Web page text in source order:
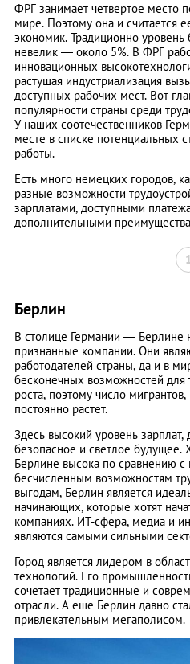
ФРГ занимает четвертое место
мире. Поэтому она и считается
экономик. Традиционно
невелик — около 5%. В ФРГ
инновационных
растущая индустриализация
доступных рабочих мест. Вот
популярности страны среди
У наших соотечественников
месте в списке потенциальных
работы.
Есть много немецких городов,
разные возможности
зарплатами, доступными
дополнительными
Берлин
В столице Германии — Берлине
признанные компании. Они
работодателей страны, да и в
бесконечных возможностей для
роста, поэтому число
постоянно растет.
Здесь высокий уровень зарплат,
безопасное и светлое будущее.
Берлине высока по сравнению с
бесчисленным возможностям
выгодам, Берлин является
начинающих, которые хотят
компаниях. ИТ-сфера, медиа и
являются самыми сильными
Город является лидером в
технологий. Его
сочетает традиционные и
отрасли. А еще Берлин давно
привлекательным мегаполисом.